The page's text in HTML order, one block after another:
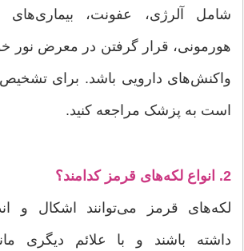
شامل آلرژی، عفونت، بیماری‌های
هورمونی، قرار گرفتن در معرض نور
واکنش‌های دارویی باشد. برای تشخیص
است به پزشک مراجعه کنید.
2. انواع لکه‌های قرمز کدامند؟
لکه‌های قرمز می‌توانند اشکال و
داشته باشند و با علائم دیگری